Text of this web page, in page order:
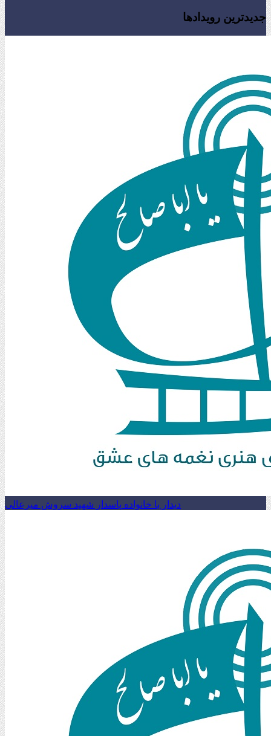
جدیدترین رویدادها
دیدار با خانواده پاسدار شهید سروش میرعالی